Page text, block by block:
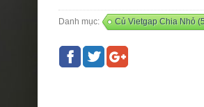
Danh mục: Củ Vietgap Chia Nhỏ